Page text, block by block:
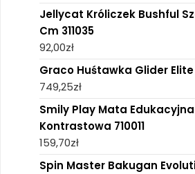
Jellycat Króliczek Bushful
Cm 311035
92,00zł
Graco Huśtawka Glider
749,25zł
Smily Play Mata Edukacyjna
Kontrastowa 710011
159,70zł
Spin Master Bakugan